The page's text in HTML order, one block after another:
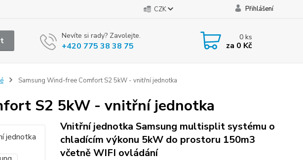
CZK Přihlášení
Nevíte si rady? Zavolejte.
+420 775 38 38 75
0ks
za 0 Kč
Samsung Wind-free Comfort S2 5kW - vnitřní jednotka
S2 5kW - vnitřní jednotka
Vnitřní jednotka Samsung multisplit systému o
chladícím výkonu 5kW do prostoru 150m3
včetně WIFI ovládání